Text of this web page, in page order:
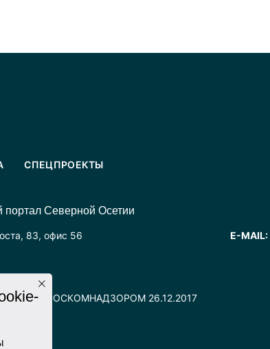
выдано РОСКОМНАДЗОРОМ 26.12.2017
СПЕЦПРОЕКТЫ
портал Северной Осетии
83, офис 56 E-MAIL: